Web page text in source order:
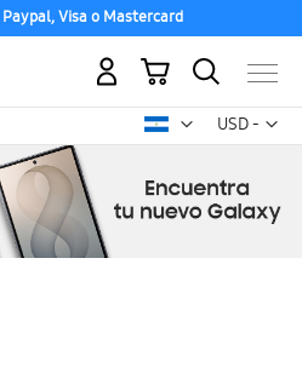
Visa o Mastercard
USD -
dólar
Mi carrito